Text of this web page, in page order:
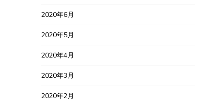
2020年6月
2020年5月
2020年4月
2020年3月
2020年2月